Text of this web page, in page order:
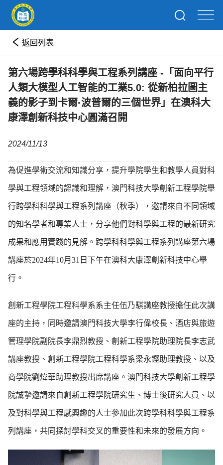
返回列表
第六場跨學科科學與工程系列講座 -「面向平行
人類大模型人工智能的工業5.0: 從新柏拉圖主
義的影子到卡爾·波普爾的三個世界」在澳科大
康澤創新科技中心圓滿召開
2024/11/13
為促進學術交流和知識分享，提升學院學生和教學人員對科
學與工程領域的認識和理解，澳門科技大學創新工程學院舉
行跨學科科學與工程系列講座（秋季），邀請來自不同領域
的知名學者和專業人士，分享他們對科學與工程的最新研究
成果和應用實踐的見解。跨學科科學與工程系列講座第六場
講座於2024年10月31日下午在澳科大康澤創新科技中心舉
行。
創新工程學院工程科學系系主任伍乃騏講座教授擔任此次講
座的主持，同時邀請澳門科技大學李行偉校長、酒店與旅遊
管理學院副院長李鼎烈教授、創新工程學院助理院長李志武
講座教授、創新工程學院工程科學系梁永鏗助理教授、以及
商學院劉煒華助理教授出席講座。澳門科技大學創新工程學
院誠摯邀請來自創新工程學院研究生、博士後研究人員、以
及對科學與工程感興趣的人士參加此次跨學科科學與工程系
列講座，共同探討學科交叉的重要性和未來的發展方向。